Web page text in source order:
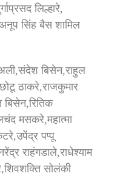
लिल्हारे,
सिंह बैस शामिल
बिसेन,राहुल
ठाकरे,राजकुमार
मसकरे,महात्मा
पप्पू
राहंगडाले,राधेश्याम
सोलंकी